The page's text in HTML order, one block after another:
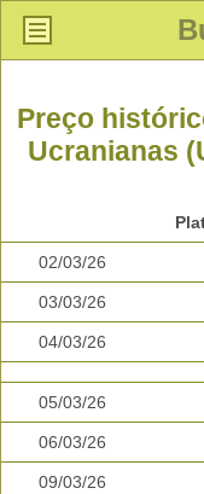
Preço
Ucranianas
02/03/26
03/03/26
04/03/26
05/03/26
06/03/26
09/03/26